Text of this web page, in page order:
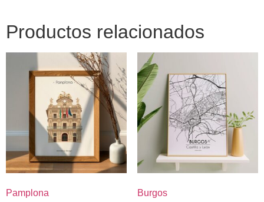
Productos relacionados
Pamplona Burgos